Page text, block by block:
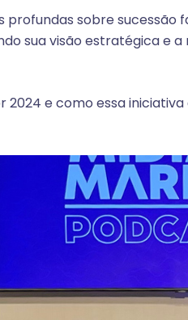
sobre sucessão
sua visão estratégica e
e como essa